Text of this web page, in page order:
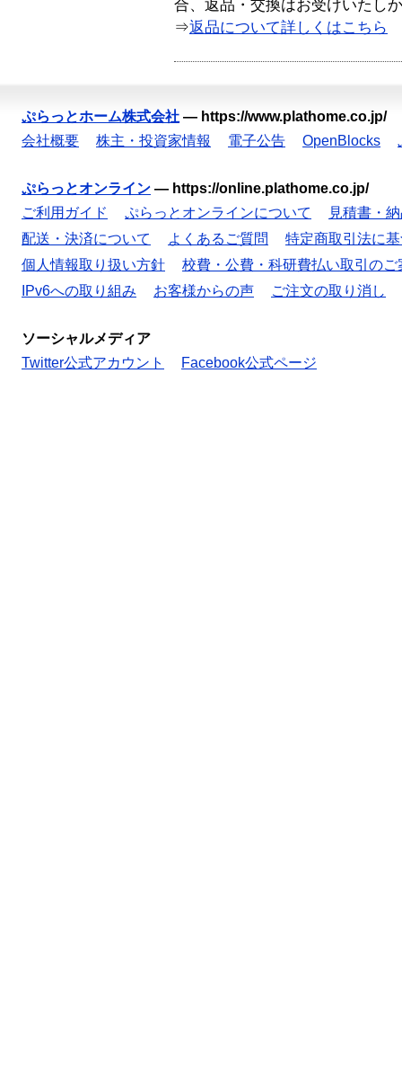
合、返品・交換はお受けいたし
⇒返品について詳しくはこちら
ぷらっとホーム株式会社 — https://www.plathome.co.jp/
会社概要
株主・投資家情報 電子公告 OpenBlocks
ぷらっとオンライン — https://online.plathome.co.jp/
ご利用ガイド
ぷらっとオンラインについて
見積書・
配送・決済について
よくあるご質問
特定商取引法に
個人情報取り扱い方針
校費・公費・科研費払い取引のご
IPv6への取り組み
お客様からの声 ご注文の取り消し
ソーシャルメディア
Twitter公式アカウント
Facebook公式ページ